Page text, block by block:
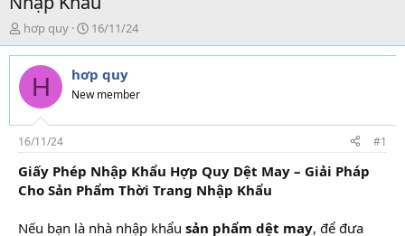
T
h
r
e
d
s
t
a
r
t
r
hơp quy
N
g
à
y
g
i
16/11/24
H hơp quy
New member
16/11/24 #1
Giấy Phép Nhập Khẩu Hợp Quy Dệt May – Giải Pháp
Cho Sản Phẩm Thời Trang Nhập Khẩu
Nếu bạn là nhà nhập khẩu sản phẩm dệt may, để đưa